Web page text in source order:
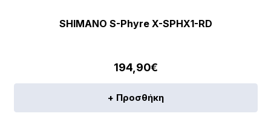
SHIMANO S-Phyre X-SPHX1-RD
194,90€
+ Προσθήκη